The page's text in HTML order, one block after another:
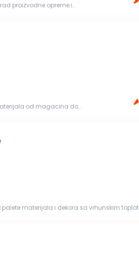
od magacina do
materijala i dekora sa vrhunskim